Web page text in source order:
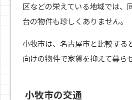
区などの栄えている地域では、
台の物件も珍しくありません。
小牧市は、名古屋市と比較する
向けの物件で家賃を抑えて暮ら
小牧市の交通